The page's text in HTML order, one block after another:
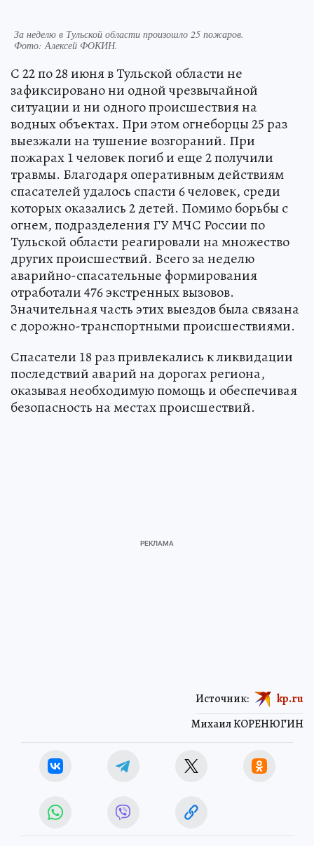
За неделю в Тульской области произошло 25 пожаров.
Фото: Алексей ФОКИН.
С 22 по 28 июня в Тульской области не
зафиксировано ни одной чрезвычайной
ситуации и ни одного происшествия на
водных объектах. При этом огнеборцы 25 раз
выезжали на тушение возгораний. При
пожарах 1 человек погиб и еще 2 получили
травмы. Благодаря оперативным действиям
спасателей удалось спасти 6 человек, среди
которых оказались 2 детей. Помимо борьбы с
огнем, подразделения ГУ МЧС России по
Тульской области реагировали на множество
других происшествий. Всего за неделю
аварийно-спасательные формирования
отработали 476 экстренных вызовов.
Значительная часть этих выездов была связана
с дорожно-транспортными происшествиями.
Спасатели 18 раз привлекались к ликвидации
последствий аварий на дорогах региона,
оказывая необходимую помощь и обеспечивая
безопасность на местах происшествий.
Михаил КОРЕНЮГИН
Источник: kp.ru